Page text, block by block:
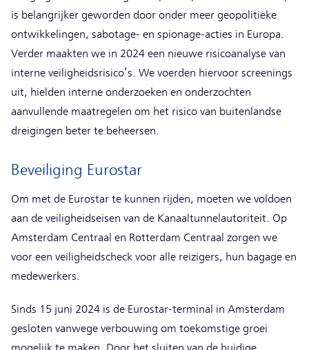
is belangrijker geworden door onder meer geopolitieke
ontwikkelingen, sabotage- en spionage-acties in Europa.
Verder maakten we in 2024 een nieuwe risicoanalyse van
interne veiligheidsrisico’s. We voerden hiervoor screenings
uit, hielden interne onderzoeken en onderzochten
aanvullende maatregelen om het risico van buitenlandse
dreigingen beter te beheersen.
Beveiliging Eurostar
Om met de Eurostar te kunnen rijden, moeten we voldoen
aan de veiligheidseisen van de Kanaaltunnelautoriteit. Op
Amsterdam Centraal en Rotterdam Centraal zorgen we
voor een veiligheidscheck voor alle reizigers, hun bagage en
medewerkers.
Sinds 15 juni 2024 is de Eurostar-terminal in Amsterdam
gesloten vanwege verbouwing om toekomstige groei